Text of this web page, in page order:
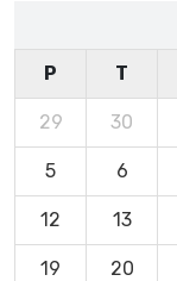
P T
29 30
5 6
12 13
19 20